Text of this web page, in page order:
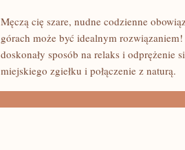
Męczą cię szare, nudne codzienne
górach może być idealnym
doskonały sposób na relaks i odprężenie
miejskiego zgiełku i połączenie z naturą.